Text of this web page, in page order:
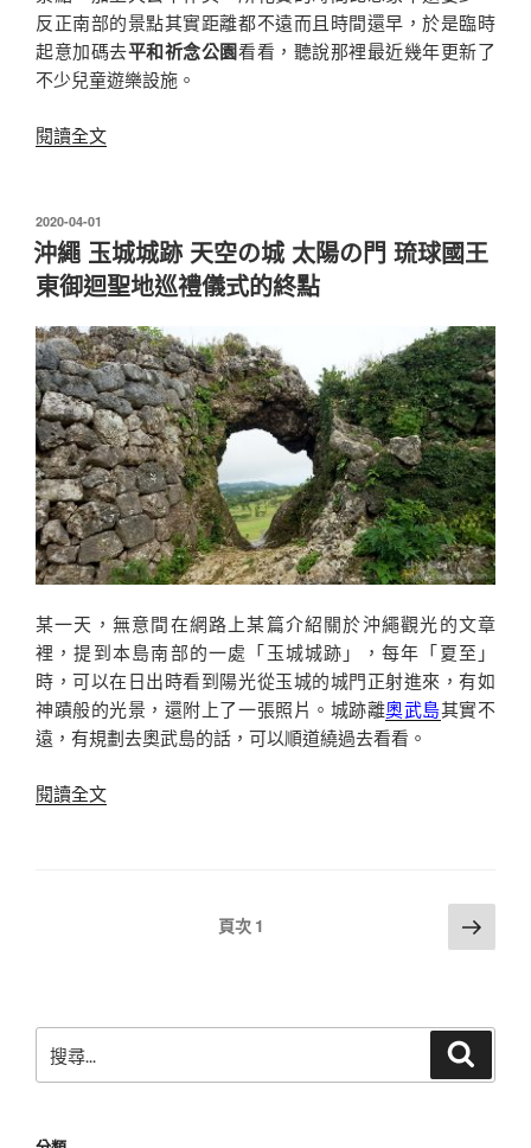
反正南部的景點其實距離都不遠而且時間還早，於是臨時
起意加碼去平和祈念公園看看，聽說那裡最近幾年更新了
不少兒童遊樂設施。
閱讀全文〈沖
祈
念
公
園
在
孩
子
們
展
開
純
真
笑
顏
下
祈
念
世
永
發
佈
於
2020-04-01
沖繩 玉城城跡 天空の城 太陽の門 琉球國王
東御迴聖地巡禮儀式的終點
某一天，無意間在網路上某篇介紹關於沖繩觀光的文章
裡，提到本島南部的一處「玉城城跡」，每年「夏至」
時，可以在日出時看到陽光從玉城的城門正射進來，有如
神蹟般的光景，還附上了一張照片。城跡離奧武島其實不
遠，有規劃去奧武島的話，可以順道繞過去看看。
閱讀全文〈沖
太
覽
頁次 1 下
一
尋